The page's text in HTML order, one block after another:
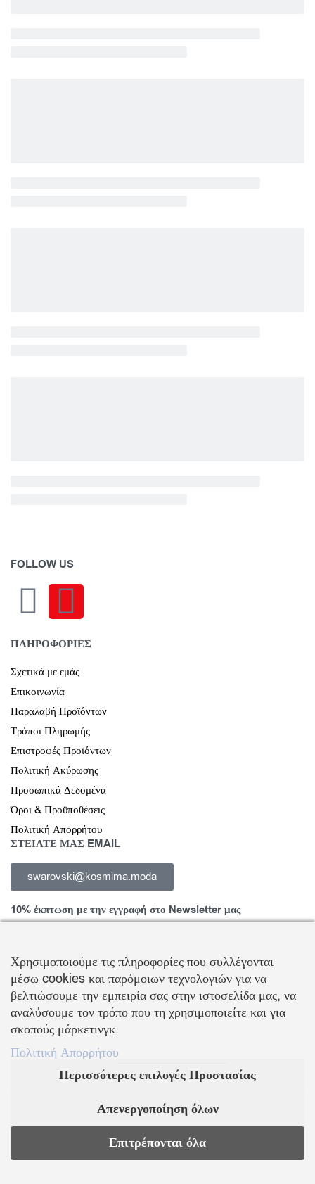
FOLLOW US
ΠΛΗΡΟΦΟΡΙΕΣ
Σχετικά με εμάς
Επικοινωνία
Παραλαβή Προϊόντων
Τρόποι Πληρωμής
Επιστροφές Προϊόντων
Πολιτική Ακύρωσης
Προσωπικά Δεδομένα
Όροι & Προϋποθέσεις
Πολιτική Απορρήτου
ΣΤΕΙΛΤΕ ΜΑΣ EMAIL
swarovski@kosmima.moda
10% έκπτωση με την εγγραφή στο Newsletter μας
Εγγραφείτε στο Newsletter και ενημερωθείτε για νέα προϊόντα,
τάσεις και προσφορές, καθώς και για να λάβετεκουπόνι έκπτωσης
10%με την πρώτη σας αγορά!
ΒΑΛΛΗΣ Χ.-ΑΒΑΓΙΑΝΟΣ Ε. ΕΜΠΟΡΙΚΗ ΕΤΑΙΡΕΙΑ Ο.Ε.
Τα λογότυπα SWAROVSKI & SWAN είναι κατοχυρωμένα σήματα της Swarovski AG
KOSMIMA.MODA2022 ΚΑΤΑΣΚΕΥΗ – ΣΧΕΔΙΑΣΜΟΣ LEMONART
Χρησιμοποιούμε τις πληροφορίες που συλλέγονται
μέσω cookies και παρόμοιων τεχνολογιών για να
βελτιώσουμε την εμπειρία σας στην ιστοσελίδα μας, να
αναλύσουμε τον τρόπο που τη χρησιμοποιείτε και για
σκοπούς μάρκετινγκ.
Πολιτική Απορρήτου
Περισσότερες επιλογές Προστασίας
Απενεργοποίηση όλων
Επιτρέπονται όλα